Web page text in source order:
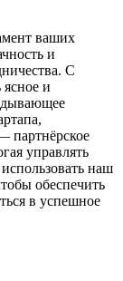
ваших
и
С
и
партнёрское
управлять
наш
обеспечить
в успешное